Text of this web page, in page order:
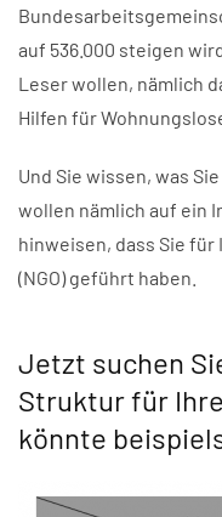
auf 536.000 steigen
Leser wollen, nämlich
Hilfen für
Und Sie wissen, was
wollen nämlich auf ein
hinweisen, dass Sie
(NGO) geführt haben.
Jetzt suchen
Struktur für
könnte